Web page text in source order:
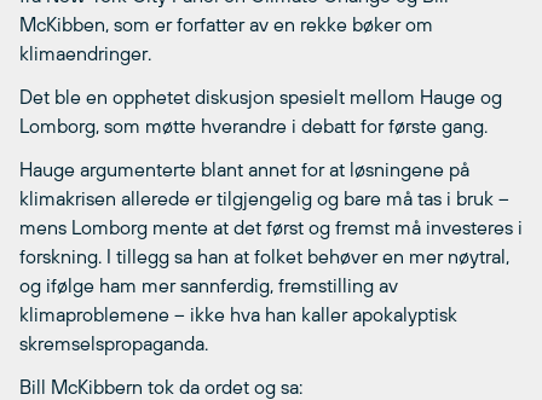
McKibben, som er forfatter av en rekke bøker om
klimaendringer.
Det ble en opphetet diskusjon spesielt mellom Hauge og
Lomborg, som møtte hverandre i debatt for første gang.
Hauge argumenterte blant annet for at løsningene på
klimakrisen allerede er tilgjengelig og bare må tas i bruk –
mens Lomborg mente at det først og fremst må investeres i
forskning. I tillegg sa han at folket behøver en mer nøytral,
og ifølge ham mer sannferdig, fremstilling av
klimaproblemene – ikke hva han kaller apokalyptisk
skremselspropaganda.
Bill McKibbern tok da ordet og sa: